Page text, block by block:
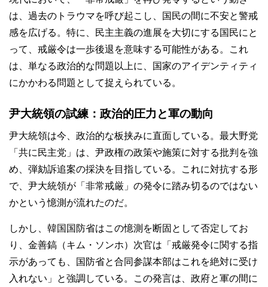
は、過去のトラウマを呼び起こし、国民の間に不安と警戒
感を広げる。特に、民主主義の進展を大切にする国民にと
って、戒厳令は一歩後退を意味する可能性がある。これ
は、単なる政治的な問題以上に、国家のアイデンティティ
にかかわる問題として捉えられている。
尹大統領の試練：政治的圧力と軍の動向
尹大統領は今、政治的な板挟みに直面している。最大野党
「共に民主党」は、尹政権の政策や施策に対する批判を強
め、弾劾訴追案の採決を目指している。これに対抗する形
で、尹大統領が「非常戒厳」の発令に踏み切るのではない
かという憶測が流れたのだ。
しかし、韓国国防省はこの憶測を断固として否定してお
り、金善鎬（キム・ソンホ）次官は「戒厳発令に関する指
示があっても、国防省と合同参謀本部はこれを絶対に受け
入れない」と強調している。この発言は、政府と軍の間に